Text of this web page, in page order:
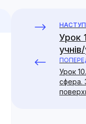
Урок
Урок
сфера.